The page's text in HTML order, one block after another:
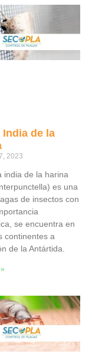
India de la
2023
india de la harina
es una
de insectos con
se encuentra en
continentes a
de la Antártida.